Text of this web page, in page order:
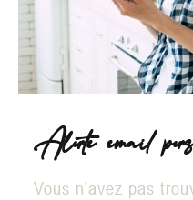
Alerte email
Vous n'avez pas